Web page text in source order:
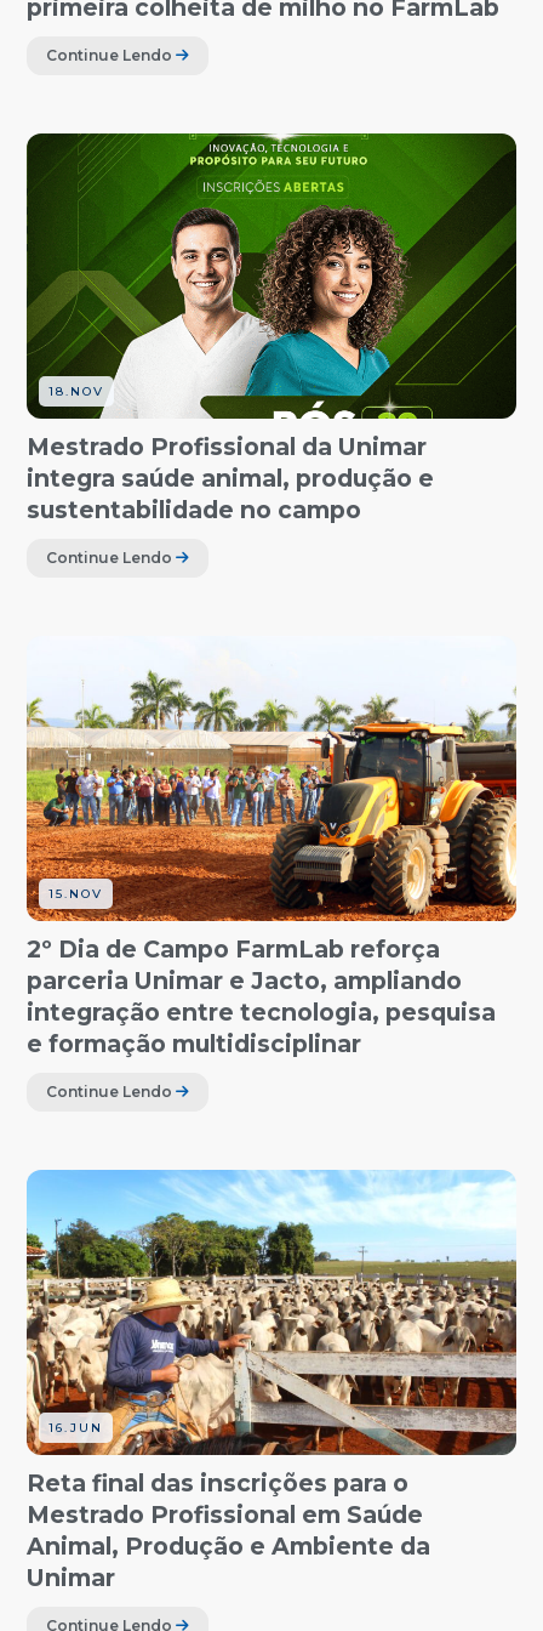
primeira colheita de milho no FarmLab
Continue Lendo
18.NOV
Mestrado Profissional da Unimar
integra saúde animal, produção e
sustentabilidade no campo
Continue Lendo
15.NOV
2º Dia de Campo FarmLab reforça
parceria Unimar e Jacto, ampliando
integração entre tecnologia, pesquisa
e formação multidisciplinar
Continue Lendo
16.JUN
Reta final das inscrições para o
Mestrado Profissional em Saúde
Animal, Produção e Ambiente da
Unimar
Continue Lendo